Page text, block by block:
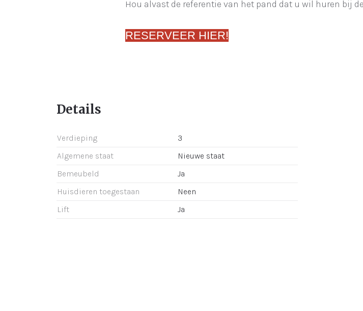
Hou alvast de referentie van het pand dat u wil huren bij
RESERVEER HIER!
Details
Verdieping
3
Algemene staat
Nieuwe staat
Bemeubeld
Ja
Huisdieren toegestaan
Neen
Lift
Ja